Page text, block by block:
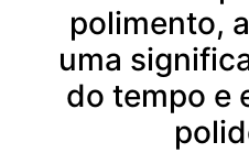
polimento,
uma
do tempo e